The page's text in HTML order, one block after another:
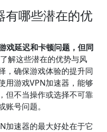
有哪些潜在的优
戏延迟和卡顿问题，但同
了解这些潜在的优势与风
，确保游戏体验的提升同
用游戏VPN加速器，能够
但不当操作或选择不可靠
号问题。
加速器的最大好处在于它